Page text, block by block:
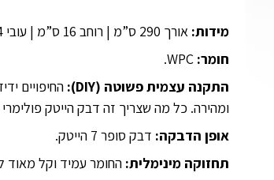
מידות: אורך 290 ס”מ | רוחב 16 ס”מ | עובי 2.4 ס”מ.
חומר:
התקנה עצמית פשוטה (DIY):
החיפויים
ומהירה. כל מה שצריך זה דבק הייטק
אופן הדבקה: דבק סופר 7 הייטק.
תחזוקה מינימלית: החומר עמיד וקל מאוד